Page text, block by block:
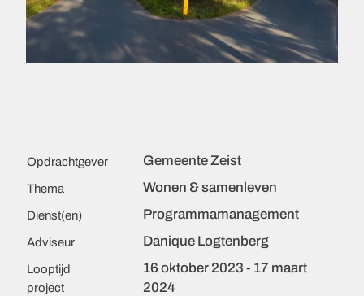
Opdrachtgever Gemeente Zeist
Thema Wonen & samenleven
Dienst(en) Programmamanagement
Adviseur Danique Logtenberg
Looptijd
project
16 oktober 2023 - 17 maart
2024